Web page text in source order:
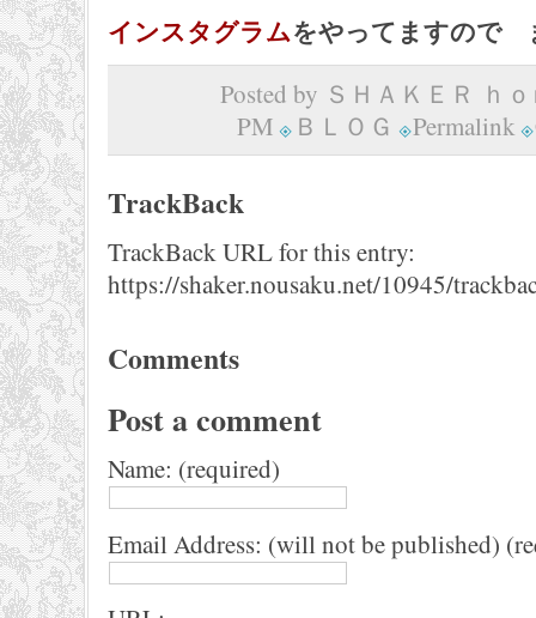
インスタグラムをやってますので
Posted by ＳＨＡＫＥＲ ｈ
PM
ＢＬＯＧ Permalink
TrackBack
TrackBack URL for this entry:
https://shaker.nousaku.net/10945/
Comments
Post a comment
Name: (required)
Email Address: (will not be published)